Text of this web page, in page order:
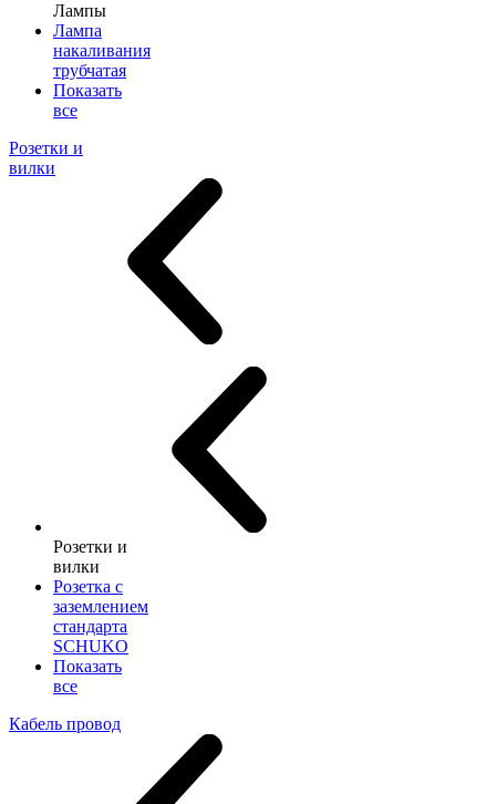
Лампы
Лампа
накаливания
трубчатая
Показать
все
Розетки и
вилки
Розетки и
вилки
Розетка с
заземлением
стандарта
SCHUKO
Показать
все
Кабель провод